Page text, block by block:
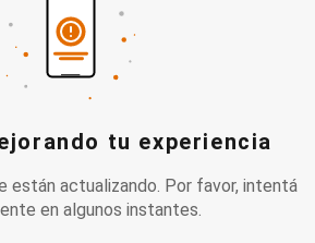
tu experiencia
están actualizando. Por favor, intentá
en algunos instantes.